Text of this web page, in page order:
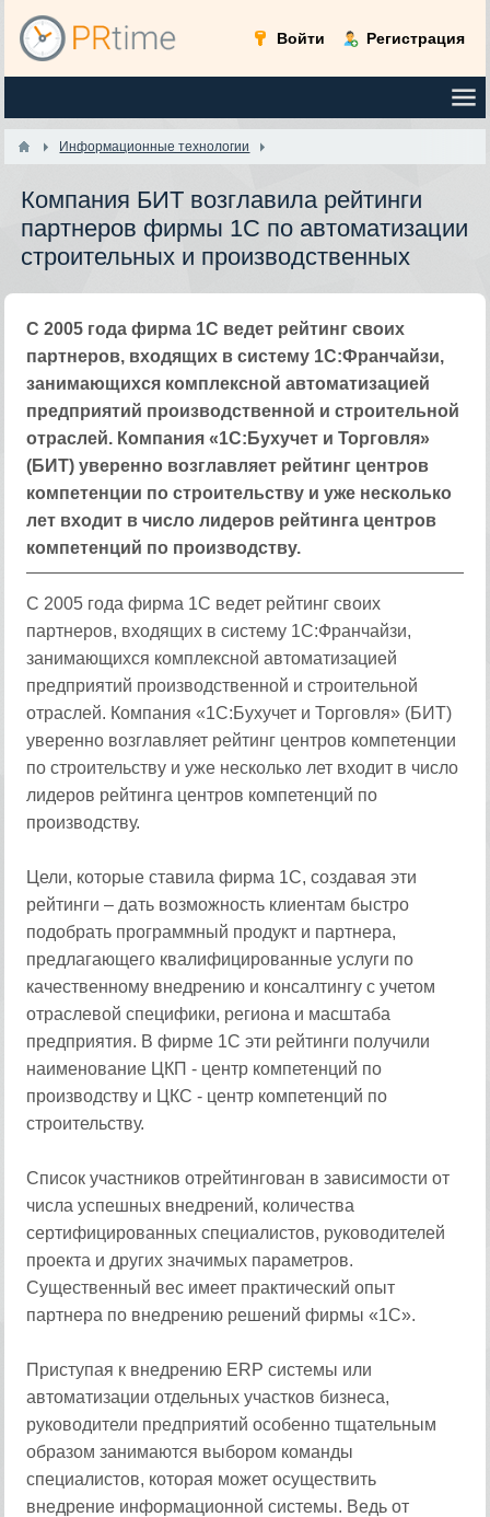
Войти Регистрация
Информационные технологии
Компания БИТ возглавила рейтинги
партнеров фирмы 1С по автоматизации
строительных и производственных
С 2005 года фирма 1С ведет рейтинг своих
партнеров, входящих в систему 1С:Франчайзи,
занимающихся комплексной автоматизацией
предприятий производственной и строительной
отраслей. Компания «1С:Бухучет и Торговля»
(БИТ) уверенно возглавляет рейтинг центров
компетенции по строительству и уже несколько
лет входит в число лидеров рейтинга центров
компетенций по производству.
С 2005 года фирма 1С ведет рейтинг своих
партнеров, входящих в систему 1С:Франчайзи,
занимающихся комплексной автоматизацией
предприятий производственной и строительной
отраслей. Компания «1С:Бухучет и Торговля» (БИТ)
уверенно возглавляет рейтинг центров компетенции
по строительству и уже несколько лет входит в число
лидеров рейтинга центров компетенций по
производству.
Цели, которые ставила фирма 1С, создавая эти
рейтинги – дать возможность клиентам быстро
подобрать программный продукт и партнера,
предлагающего квалифицированные услуги по
качественному внедрению и консалтингу с учетом
отраслевой специфики, региона и масштаба
предприятия. В фирме 1С эти рейтинги получили
наименование ЦКП - центр компетенций по
производству и ЦКС - центр компетенций по
строительству.
Список участников отрейтингован в зависимости от
числа успешных внедрений, количества
сертифицированных специалистов, руководителей
проекта и других значимых параметров.
Существенный вес имеет практический опыт
партнера по внедрению решений фирмы «1С».
Приступая к внедрению ERP системы или
автоматизации отдельных участков бизнеса,
руководители предприятий особенно тщательным
образом занимаются выбором команды
специалистов, которая может осуществить
внедрение информационной системы. Ведь от